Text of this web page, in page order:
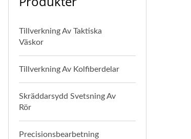
Tillverkning Av Taktiska
Väskor
Tillverkning Av Kolfiberdelar
Skräddarsydd Svetsning Av
Rör
Precisionsbearbetning